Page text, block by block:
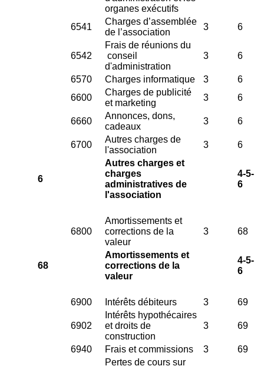
organes exécutifs
6541
Charges d’assemblée
de l’association
3 6
6542
Frais de réunions du
conseil
d'administration
3 6
6570 Charges informatique 3
6
6600
Charges de publicité
et marketing
3 6
6660
Annonces, dons,
cadeaux
3 6
6700
Autres charges de
l'association
3 6
6
Autres charges et
charges
administratives de
l'association
4-5-
6
6800
Amortissements et
corrections de la
valeur
3 68
68
Amortissements et
corrections de la
valeur
4-5-
6
6900 Intérêts débiteurs 3 69
6902
Intérêts hypothécaires
et droits de
construction
3 69
6940 Frais et commissions 3 69
Pertes de cours sur